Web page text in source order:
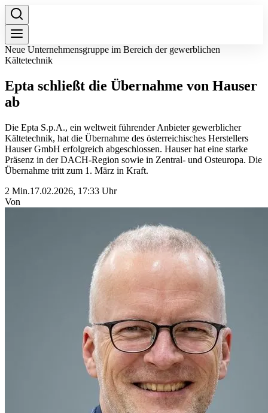
Neue Unternehmensgruppe im Bereich der gewerblichen
Kältetechnik
Epta schließt die Übernahme von Hauser
ab
Die Epta S.p.A., ein weltweit führender Anbieter gewerblicher
Kältetechnik, hat die Übernahme des österreichisches Herstellers
Hauser GmbH erfolgreich abgeschlossen. Hauser hat eine starke
Präsenz in der DACH‑Region sowie in Zentral- und Osteuropa. Die
Übernahme tritt zum 1. März in Kraft.
2 Min.17.02.2026, 17:33 Uhr
Von